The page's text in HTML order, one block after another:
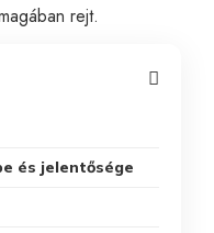
rejt.
és jelentősége